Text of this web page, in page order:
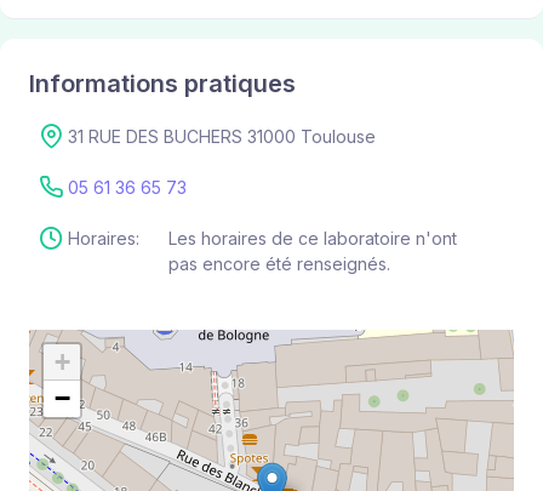
Informations pratiques
31 RUE DES BUCHERS 31000 Toulouse
05 61 36 65 73
Horaires:
Les horaires de ce laboratoire n'ont
pas encore été renseignés.
+
−